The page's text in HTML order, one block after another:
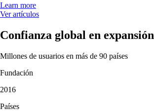
Learn more
Ver artículos
Confianza global en expansión
Millones de usuarios en más de 90 países
Fundación
2016
Países